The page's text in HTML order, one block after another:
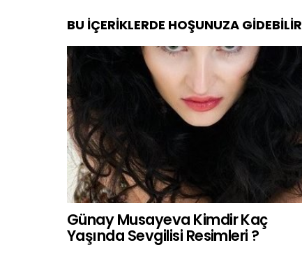
BU İÇERIKLERDE HOŞUNUZA GIDEBILIR
Günay Musayeva Kimdir Kaç
Yaşında Sevgilisi Resimleri ?